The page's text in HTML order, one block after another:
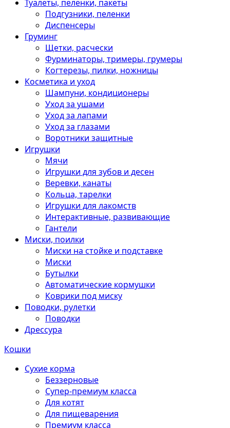
Туалеты, пеленки, пакеты
Подгузники, пеленки
Диспенсеры
Груминг
Щетки, расчески
Фурминаторы, тримеры, грумеры
Когтерезы, пилки, ножницы
Косметика и уход
Шампуни, кондиционеры
Уход за ушами
Уход за лапами
Уход за глазами
Воротники защитные
Игрушки
Мячи
Игрушки для зубов и десен
Веревки, канаты
Кольца, тарелки
Игрушки для лакомств
Интерактивные, развивающие
Гантели
Миски, поилки
Миски на стойке и подставке
Миски
Бутылки
Автоматические кормушки
Коврики под миску
Поводки, рулетки
Поводки
Дрессура
Кошки
Сухие корма
Беззерновые
Супер-премиум класса
Для котят
Для пищеварения
Премиум класса